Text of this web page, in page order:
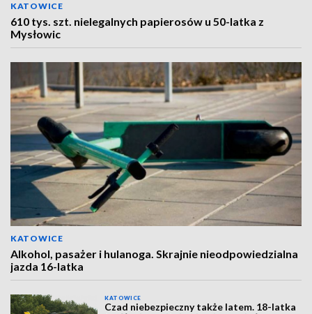
KATOWICE
610 tys. szt. nielegalnych papierosów u 50-latka z
Mysłowic
KATOWICE
Alkohol, pasażer i hulanoga. Skrajnie nieodpowiedzialna
jazda 16-latka
KATOWICE
Czad niebezpieczny także latem. 18-latka